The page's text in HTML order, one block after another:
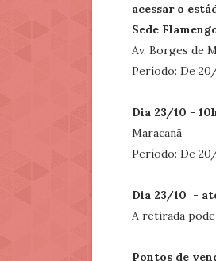
acessar o
Sede
Av. Borges de
Período: De
Dia 23/10 -
Maracanã
Período: De
Dia 23/10 -
A retirada
Pontos de